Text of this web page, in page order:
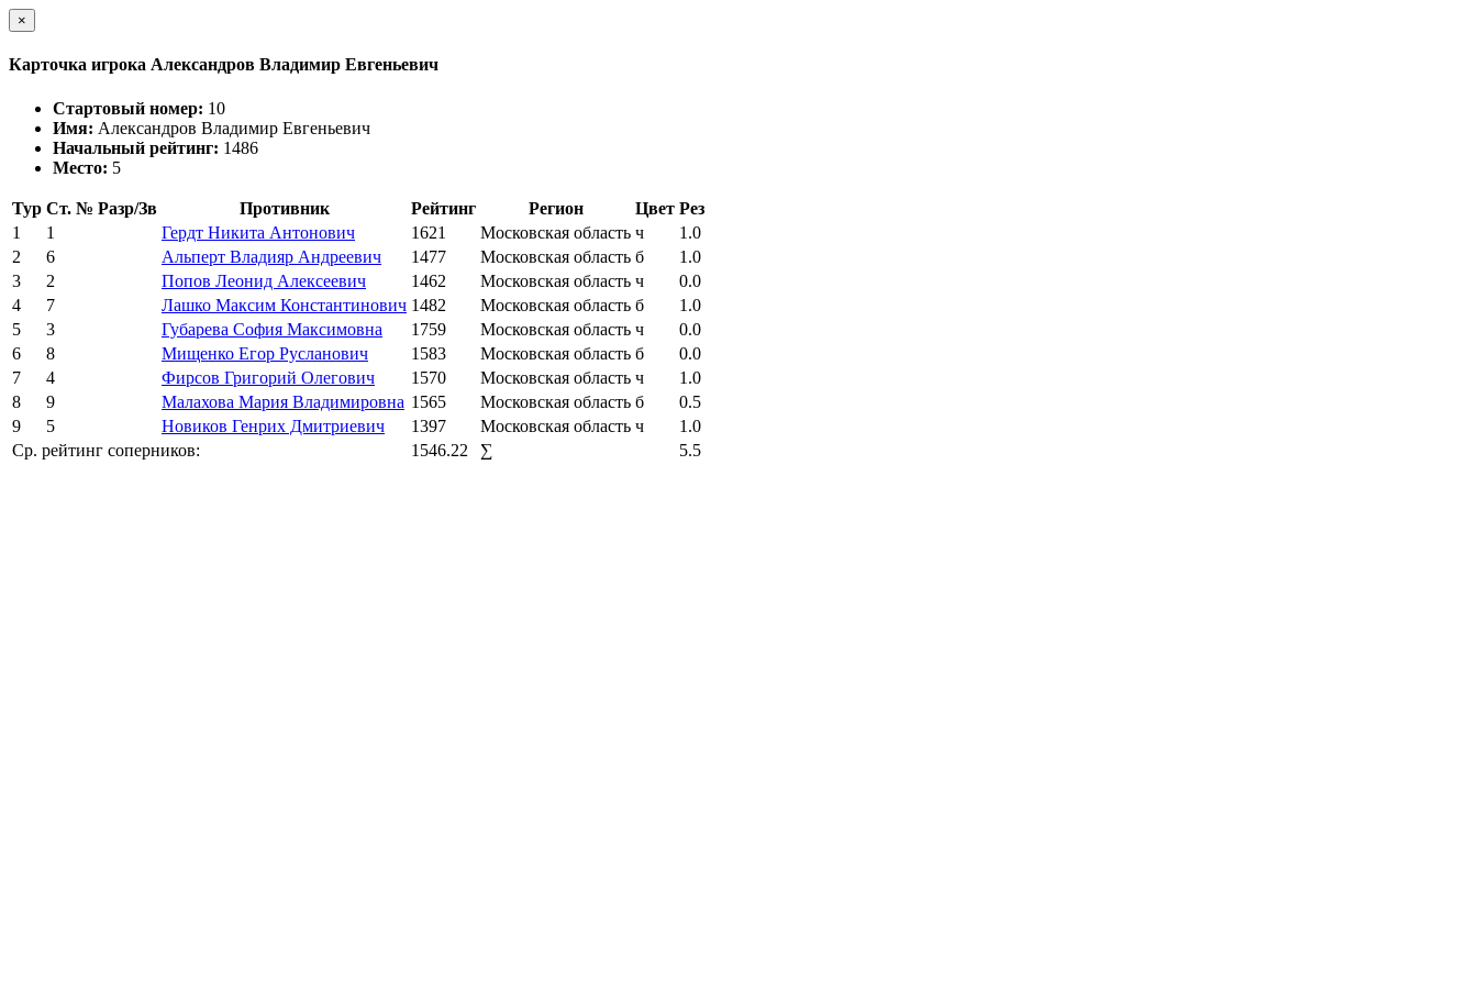
×
Карточка игрока Александров Владимир Евгеньевич
Стартовый номер: 10
Имя: Александров Владимир Евгеньевич
Начальный рейтинг: 1486
Место: 5
Тур Ст. № Разр/Зв Противник Рейтинг Регион Цвет Рез
1
1 Гердт Никита Антонович 1621 Московская область ч
1.0
2
6 Альперт Владияр Андреевич 1477 Московская область б
1.0
3
2 Попов Леонид Алексеевич 1462 Московская область ч
0.0
4
7 Лашко Максим Константинович 1482 Московская область б
1.0
5
3 Губарева София Максимовна 1759 Московская область ч
0.0
6
8 Мищенко Егор Русланович 1583 Московская область б
0.0
7
4 Фирсов Григорий Олегович 1570 Московская область ч
1.0
8
9 Малахова Мария Владимировна 1565 Московская область б
0.5
9
5 Новиков Генрих Дмитриевич 1397 Московская область ч
1.0
Ср. рейтинг соперников:
1546.22 ∑ 5.5